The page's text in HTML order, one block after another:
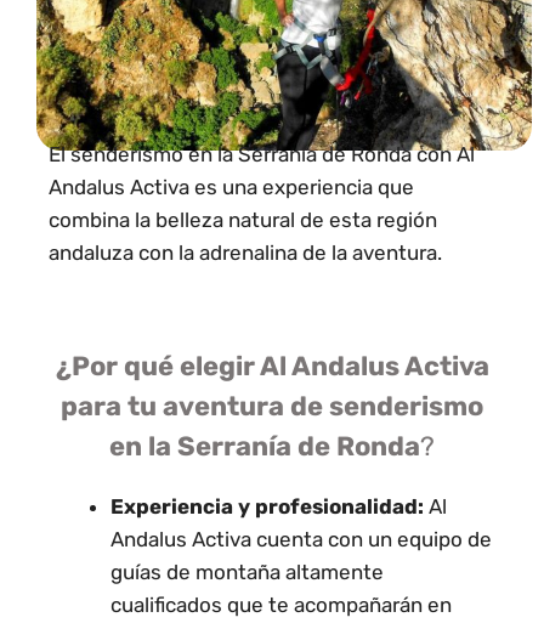
El senderismo en la Serranía de Ronda con Al
Andalus Activa es una experiencia que
combina la belleza natural de esta región
andaluza con la adrenalina de la aventura.
¿Por qué elegir Al Andalus Activa
para tu aventura de senderismo
en la Serranía de Ronda?
Experiencia y profesionalidad: Al
Andalus Activa cuenta con un equipo de
guías de montaña altamente
cualificados que te acompañarán en